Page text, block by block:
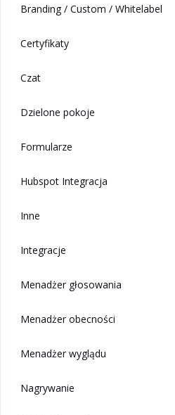
Branding / Custom / Whitelabel
Certyfikaty
Czat
Dzielone pokoje
Formularze
Hubspot Integracja
Inne
Integracje
Menadżer głosowania
Menadżer obecności
Menadżer wyglądu
Nagrywanie